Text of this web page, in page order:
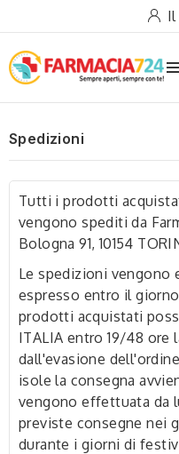
Spedizioni
Tutti i prodotti
vengono spediti da
Bologna 91, 10154
Le spedizioni vengono
espresso entro il
prodotti acquistati
ITALIA entro 19/48 ore
dall'evasione
isole la consegna
vengono effettuata da
previste consegne nei
durante i giorni di